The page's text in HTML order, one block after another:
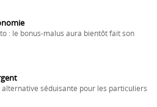
: le bonus-malus aura bientôt fait son
alternative séduisante pour les particuliers